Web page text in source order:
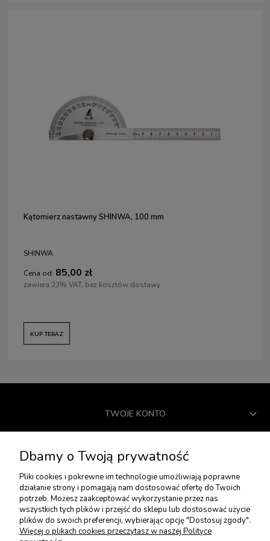
Kątomierz nastawny SHINWA, 100 mm
SHINWA
Cena od: 85,00 zł
zawiera 23% VAT, bez kosztów dostawy
KUP TERAZ
TWOJE KONTO
USŁUGI DODATKOWE
PŁATNOŚCI I DOSTAWA
ZWROTY I REKLAMACJE
Dbamy o Twoją prywatność
Pliki cookies i pokrewne im technologie umożliwiają poprawne
działanie strony i pomagają nam dostosować ofertę do Twoich
potrzeb. Możesz zaakceptować wykorzystanie przez nas
wszystkich tych plików i przejść do sklepu lub dostosować użycie
plików do swoich preferencji, wybierając opcję "Dostosuj zgody".
Więcej o plikach cookies przeczytasz w naszej Polityce